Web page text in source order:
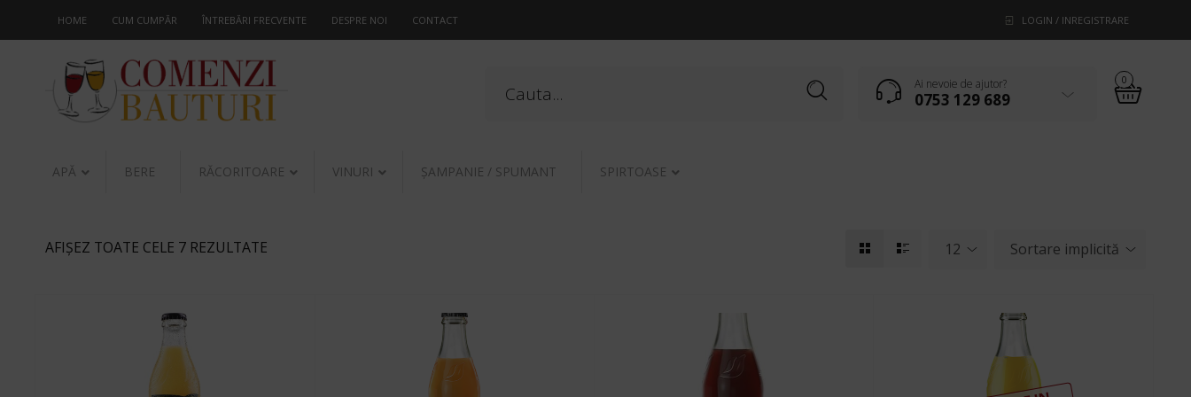
HOME CUM CUMPĂR ÎNTREBĂRI FRECVENTE DESPRE NOI CONTACT LOGIN / INREGISTRARE
Ai nevoie de ajutor?
0753 129 689
0
APĂ BERE RĂCORITOARE VINURI ŞAMPANIE / SPUMANT SPIRTOASE
AFIȘEZ TOATE CELE 7 REZULTATE 12 Sortare implicită